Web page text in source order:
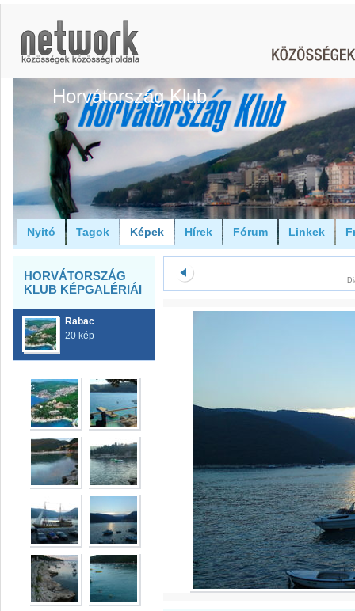
Horvátország Klub
Nyitó Tagok Képek Hírek Fórum Linkek
HORVÁTORSZÁG
KLUB KÉPGALÉRIÁI
Rabac
20 kép